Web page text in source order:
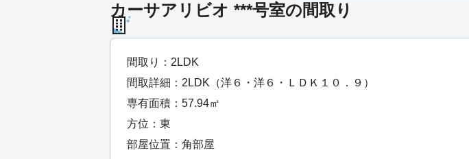
カーサアリビオ ***号室の間取り
間取り：2LDK
間取詳細：2LDK（洋６・洋６・ＬＤＫ１０．９）
専有面積：57.94㎡
方位：東
部屋位置：角部屋